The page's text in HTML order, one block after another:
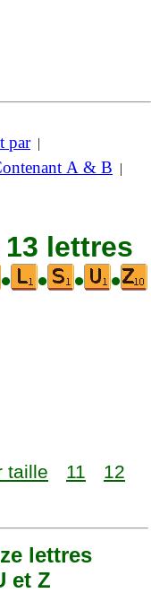
par|
A & B |
lettres
• • • •
taille 11
12
lettres
et Z